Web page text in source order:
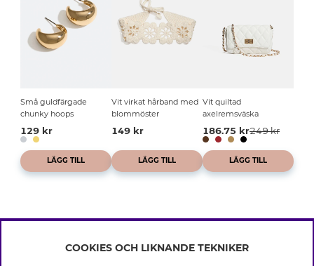
Små guldfärgade
chunky hoops
129 kr
LÄGG TILL
Vit virkat hårband med
blommöster
149 kr
LÄGG TILL
Vit quiltad
axelremsväska
186.75 kr249 kr
LÄGG TILL
INFO
COOKIES OCH LIKNANDE TEKNIKER